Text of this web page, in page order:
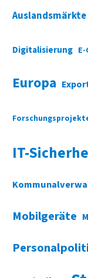
Auslandsmärkte
Digitalisierung
Europa
IT-
Mobilgeräte